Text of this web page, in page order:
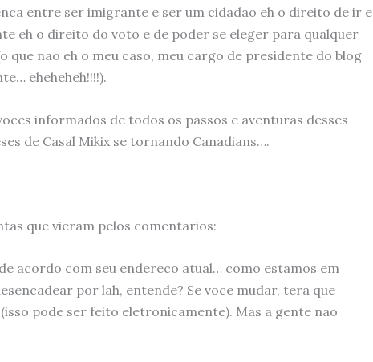
entre ser imigrante e ser um cidadao eh o direito de ir e
eh o direito do voto e de poder se eleger para qualquer
que nao eh o meu caso, meu cargo de presidente do blog
eheheheh!!!!).
informados de todos os passos e aventuras desses
de Casal Mikix se tornando Canadians….
que vieram pelos comentarios:
acordo com seu endereco atual… como estamos em
por lah, entende? Se voce mudar, tera que
pode ser feito eletronicamente). Mas a gente nao